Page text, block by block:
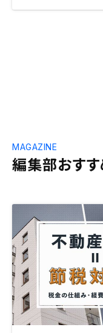
編集部おす
MAGAZINE